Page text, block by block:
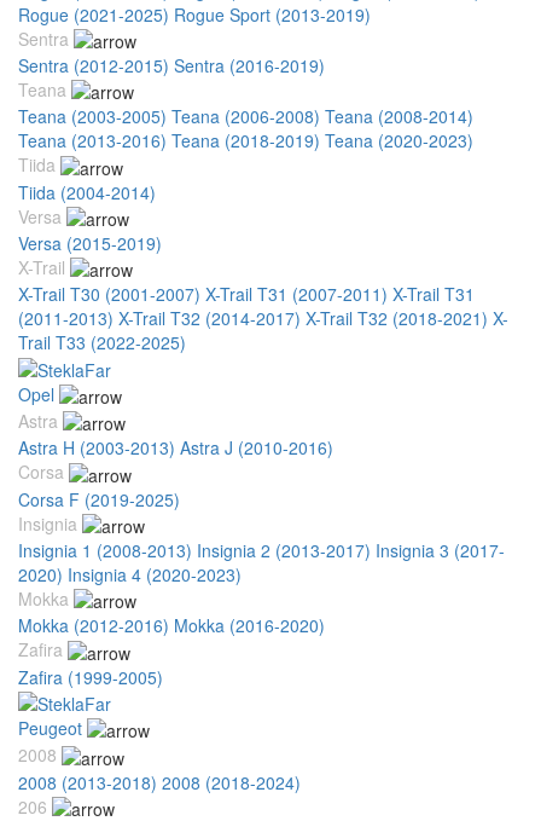
Rogue (2021-2025) Rogue Sport (2013-2019)
Sentra
Sentra (2012-2015) Sentra (2016-2019)
Teana
Teana (2003-2005) Teana (2006-2008) Teana (2008-2014)
Teana (2013-2016) Teana (2018-2019) Teana (2020-2023)
Tiida
Tiida (2004-2014)
Versa
Versa (2015-2019)
X-Trail
X-Trail T30 (2001-2007) X-Trail T31 (2007-2011) X-Trail T31
(2011-2013) X-Trail T32 (2014-2017) X-Trail T32 (2018-2021) X-
Trail T33 (2022-2025)
Opel
Astra
Astra H (2003-2013) Astra J (2010-2016)
Corsa
Corsa F (2019-2025)
Insignia
Insignia 1 (2008-2013) Insignia 2 (2013-2017) Insignia 3 (2017-
2020) Insignia 4 (2020-2023)
Mokka
Mokka (2012-2016) Mokka (2016-2020)
Zafira
Zafira (1999-2005)
Peugeot
2008
2008 (2013-2018) 2008 (2018-2024)
206